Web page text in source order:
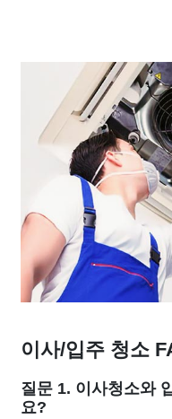
이사/입주 청소
질문 1. 이사청소와
요?